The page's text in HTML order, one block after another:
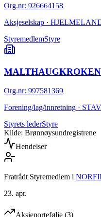
Org.nr: 926664158
Aksjeselskap ·
StyremedlemStyre
Org.nr: 997581369
Forening/lag/innretning ·
Styrets lederStyre
Kilde: Brønnøysundregistrene
Hendelser
Fratrådt Styremedlem i
23. apr.
Aksjeportefølje (3)